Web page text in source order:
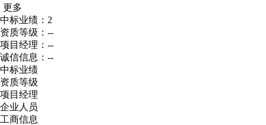
更多
中标业绩：2
资质等级：--
项目经理：--
诚信信息：--
中标业绩
资质等级
项目经理
企业人员
工商信息